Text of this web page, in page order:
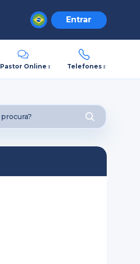
Entrar
Pastor Online Telefones